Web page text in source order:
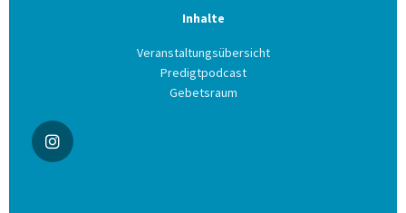
Inhalte
Veranstaltungsübersicht
Predigtpodcast
Gebetsraum